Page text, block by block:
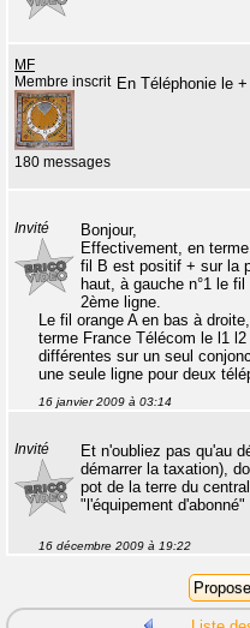
MF
Membre inscrit
180 messages
En Téléphonie le
Invité
Bonjour,
Effectivement, en
fil B est positif + sur la
haut, à gauche n°1 le
2ème ligne.
Le fil orange A en bas à
terme France Télécom le l1
différentes sur un seul
une seule ligne pour deux
16 janvier 2009 à 03:14
Invité
Et n'oubliez pas qu'au
démarrer la taxation),
pot de la terre du
"l'équipement d'abonné"
16 décembre 2009 à 19:22